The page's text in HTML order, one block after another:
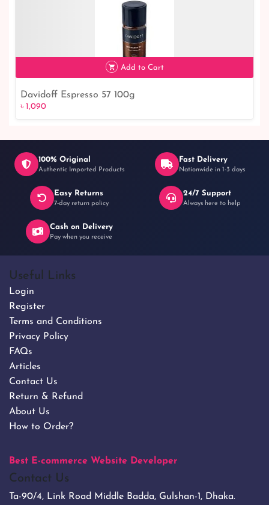
৳ 550
৳ 1,090
Add to Cart
Davidoff Espresso 57 100g
৳ 1,090
100% Original
Authentic Imported Products
Fast Delivery
Nationwide in 1-3 days
Easy Returns
7-day return policy
24/7 Support
Always here to help
Cash on Delivery
Pay when you receive
Useful Links
Login
Register
Terms and Conditions
Privacy Policy
FAQs
Articles
Contact Us
Return & Refund
About Us
How to Order?
Best E-commerce Website Developer
Contact Us
Ta-90/4, Link Road Middle Badda, Gulshan-1, Dhaka.